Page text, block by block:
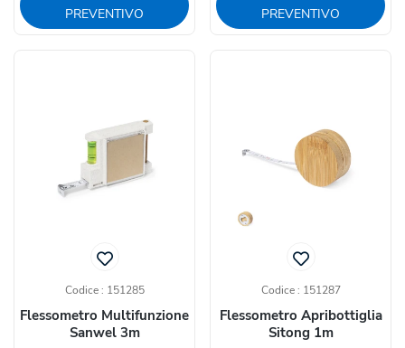
PREVENTIVO
PREVENTIVO
Codice : 151285
Flessometro Multifunzione
Sanwel 3m
Codice : 151287
Flessometro Apribottiglia
Sitong 1m